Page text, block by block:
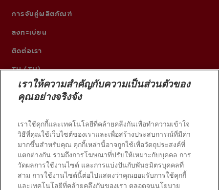
การจับคู่ผลิตภัณฑ์
ลงทะเบียน
ติดต่อเรา
TH (TH)
เราให้ความสำคัญกับความเป็นส่วนตัวของ
คุณอย่างจริงจัง
เราใช้คุกกี้และเทคโนโลยีที่คล้ายคลึงกันเพื่อทำความเข้าใจ
วิธีที่คุณใช้เว็บไซต์ของเราและเพื่อสร้างประสบการณ์ที่มีค่า
มากขึ้นสำหรับคุณ คุกกี้เหล่านี้อาจถูกใช้เพื่อวัตถุประสงค์ที่
แตกต่างกัน รวมถึงการโฆษณาที่ปรับให้เหมาะกับบุคคล การ
วัดผลการใช้งานไซต์ และการแบ่งปันกับพันธมิตรบุคคลที่
สาม การใช้งานไซต์นี้ต่อไปแสดงว่าคุณยอมรับการใช้คุกกี้
และเทคโนโลยีที่คล้ายคลึงกันของเรา ตลอดจนนโยบาย